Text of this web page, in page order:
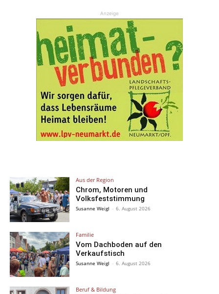
Anzeige
Aus der Region
Chrom, Motoren und
Volksfeststimmung
Susanne Weigl - 6. August 2026
Familie
Vom Dachboden auf den
Verkaufstisch
Susanne Weigl - 6. August 2026
Beruf & Bildung